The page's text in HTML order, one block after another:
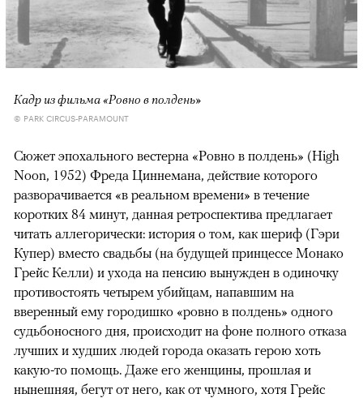
Кадр из фильма «Ровно в полдень»
© PARK CIRCUS-PARAMOUNT
Сюжет эпохального вестерна «Ровно в полдень» (High
Noon, 1952) Фреда Циннемана, действие которого
разворачивается «в реальном времени» в течение
коротких 84 минут, данная ретроспектива предлагает
читать аллегорически: история о том, как шериф (Гэри
Купер) вместо свадьбы (на будущей принцессе Монако
Грейс Келли) и ухода на пенсию вынужден в одиночку
противостоять четырем убийцам, напавшим на
вверенный ему городишко «ровно в полдень» одного
судьбоносного дня, происходит на фоне полного отказа
лучших и худших людей города оказать герою хоть
какую-то помощь. Даже его женщины, прошлая и
нынешняя, бегут от него, как от чумного, хотя Грейс